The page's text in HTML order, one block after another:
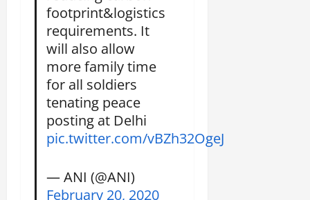
footprint&logistics
requirements. It
will also allow
more family time
for all soldiers
tenating peace
posting at Delhi
pic.twitter.com/vBZh32OgeJ
— ANI (@ANI)
February 20, 2020